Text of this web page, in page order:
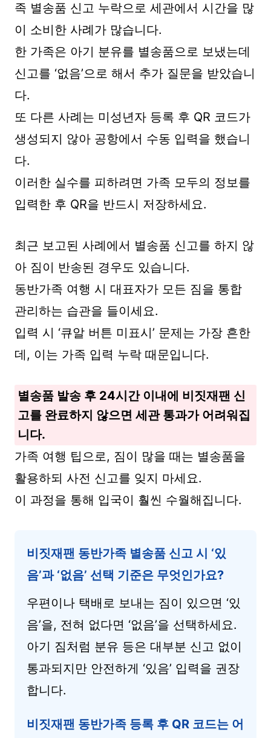
족 별송품 신고 누락으로 세관에서 시간을 많
이 소비한 사례가 많습니다.
한 가족은 아기 분유를 별송품으로 보냈는데
신고를 ‘없음’으로 해서 추가 질문을 받았습니
다.
또 다른 사례는 미성년자 등록 후 QR 코드가
생성되지 않아 공항에서 수동 입력을 했습니
다.
이러한 실수를 피하려면 가족 모두의 정보를
입력한 후 QR을 반드시 저장하세요.
최근 보고된 사례에서 별송품 신고를 하지 않
아 짐이 반송된 경우도 있습니다.
동반가족 여행 시 대표자가 모든 짐을 통합
관리하는 습관을 들이세요.
입력 시 ‘큐알 버튼 미표시’ 문제는 가장 흔한
데, 이는 가족 입력 누락 때문입니다.
별송품 발송 후 24시간 이내에 비짓재팬 신
고를 완료하지 않으면 세관 통과가 어려워집
니다.
가족 여행 팁으로, 짐이 많을 때는 별송품을
활용하되 사전 신고를 잊지 마세요.
이 과정을 통해 입국이 훨씬 수월해집니다.
비짓재팬 동반가족 별송품 신고 시 ‘있
음’과 ‘없음’ 선택 기준은 무엇인가요?
우편이나 택배로 보내는 짐이 있으면 ‘있
음’을, 전혀 없다면 ‘없음’을 선택하세요.
아기 짐처럼 분유 등은 대부분 신고 없이
통과되지만 안전하게 ‘있음’ 입력을 권장
합니다.
비짓재팬 동반가족 등록 후 QR 코드는 어